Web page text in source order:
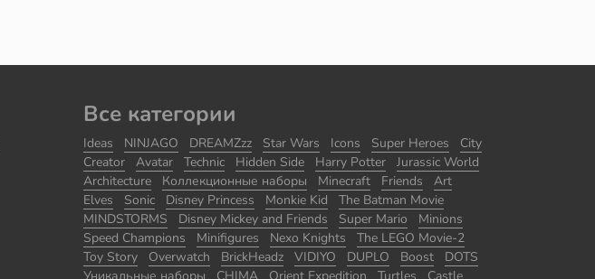
Все категории
Ideas NINJAGO DREAMZzz Star Wars Icons Super Heroes
City
Creator
Avatar Technic Hidden Side Harry Potter
Jurassic World
Architecture
Коллекционные наборы Minecraft Friends
Art
Elves
Sonic Disney Princess Monkie Kid
The Batman Movie
MINDSTORMS
Disney Mickey and Friends Super Mario
Minions
Speed Champions
Minifigures Nexo Knights
The LEGO Movie-2
Toy Story
Overwatch BrickHeadz VIDIYO DUPLO Boost
DOTS